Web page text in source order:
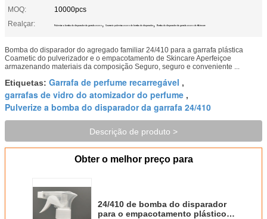
MOQ:
10000pcs
Realçar:
Pulverize a bomba do disparador da garrafa 24/410 , Coametic pulveriza 24/410 de bomba do disparador , Bomba do disparador da garrafa 24/410 de Skincare
Bomba do disparador do agregado familiar 24/410 para a garrafa plástica
Coametic do pulverizador e o empacotamento de Skincare Aperfeiçoe
armazenando materiais da composição Seguro, seguro e conveniente ...
Etiquetas: Garrafa de perfume recarregável ,
garrafas de vidro do atomizador do perfume ,
Pulverize a bomba do disparador da garrafa 24/410
Descrição de produto >
Obter o melhor preço para
24/410 de bomba do disparador
para o empacotamento plástico